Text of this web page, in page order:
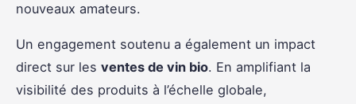
nouveaux amateurs.
Un engagement soutenu a également un impact
direct sur les ventes de vin bio. En amplifiant la
visibilité des produits à l’échelle globale,